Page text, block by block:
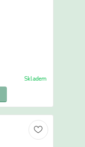
Skladem